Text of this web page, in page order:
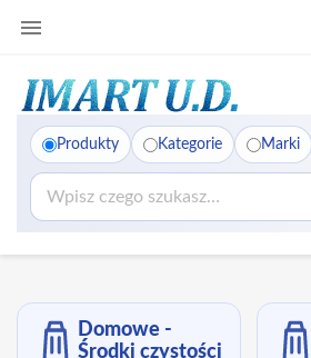

Produkty Kategorie Marki
Domowe -
Środki czystości